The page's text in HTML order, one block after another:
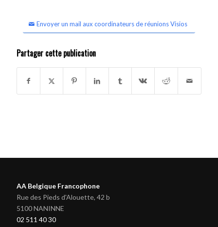
Envoyer un mail aux coordinateurs de réunions Visios
Partager cette publication
AA Belgique Francophone
Rue des Pieds d'Alouette, 42 b
5100 NANINNE
02 511 40 30